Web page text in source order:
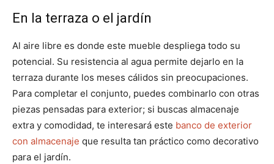
En la terraza o el jardín
Al aire libre es donde este mueble despliega todo su
potencial. Su resistencia al agua permite dejarlo en la
terraza durante los meses cálidos sin preocupaciones.
Para completar el conjunto, puedes combinarlo con otras
piezas pensadas para exterior; si buscas almacenaje
extra y comodidad, te interesará este banco de exterior
con almacenaje que resulta tan práctico como decorativo
para el jardín.